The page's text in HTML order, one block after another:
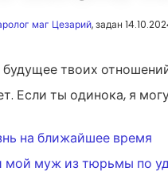
маг Цезарий, задан
твоих
Если ты одинока, я
на ближайшее время
мой муж из тюрьмы по